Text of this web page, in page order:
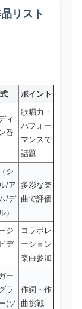
リスト
ポイント
ィ
番
歌唱力・
パフォー
マンスで
話題
シ
/ア
/デ
）
多彩な楽
曲で評価
ジ
デ
コラボレ
ーション
楽曲参加
ー
ラ
(ソ
作詞・作
曲挑戦